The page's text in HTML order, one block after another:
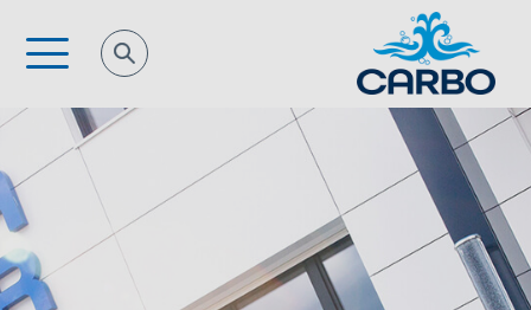
zum
Inhalt